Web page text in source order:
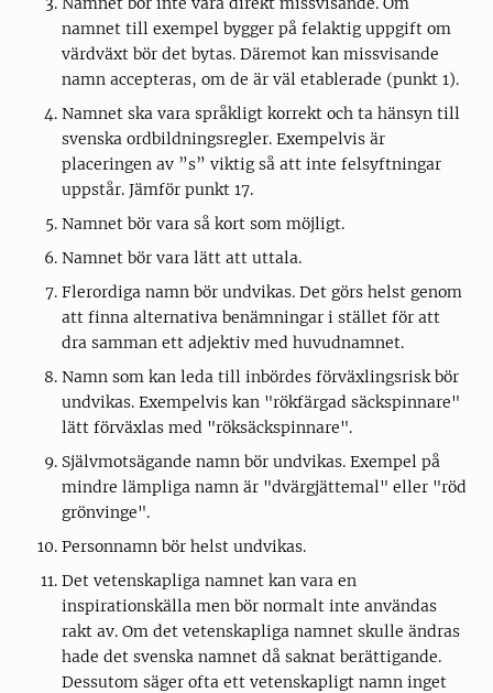
namnet till exempel bygger på felaktig uppgift om
värdväxt bör det bytas. Däremot kan missvisande
namn accepteras, om de är väl etablerade (punkt 1).
Namnet ska vara språkligt korrekt och ta hänsyn till
svenska ordbildningsregler. Exempelvis är
placeringen av ”s” viktig så att inte felsyftningar
uppstår. Jämför punkt 17.
Namnet bör vara så kort som möjligt.
Namnet bör vara lätt att uttala.
Flerordiga namn bör undvikas. Det görs helst genom
att finna alternativa benämningar i stället för att
dra samman ett adjektiv med huvudnamnet.
Namn som kan leda till inbördes förväxlingsrisk bör
undvikas. Exempelvis kan "rökfärgad säckspinnare"
lätt förväxlas med "röksäckspinnare".
Självmotsägande namn bör undvikas. Exempel på
mindre lämpliga namn är "dvärgjättemal" eller "röd
grönvinge".
Personnamn bör helst undvikas.
Det vetenskapliga namnet kan vara en
inspirationskälla men bör normalt inte användas
rakt av. Om det vetenskapliga namnet skulle ändras
hade det svenska namnet då saknat berättigande.
Dessutom säger ofta ett vetenskapligt namn inget